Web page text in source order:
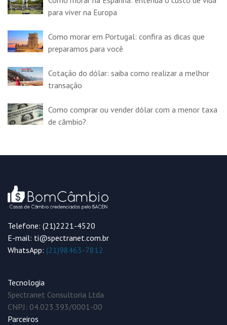
para viver na Europa
Como morar em Portugal: confira as dicas que
preparamos para você
Cotação do dólar: saiba como realizar a melhor
transação
Como comprar ou vender dólar com a menor taxa
de câmbio?
Telefone: (21)2221-4520
E-mail: ti@spectranet.com.br
WhatsApp: (21)98463-7812
Tecnologia
Spectranet Consultoria Ltda
CNPJ: 04.023.393/0001-00
Parceiros